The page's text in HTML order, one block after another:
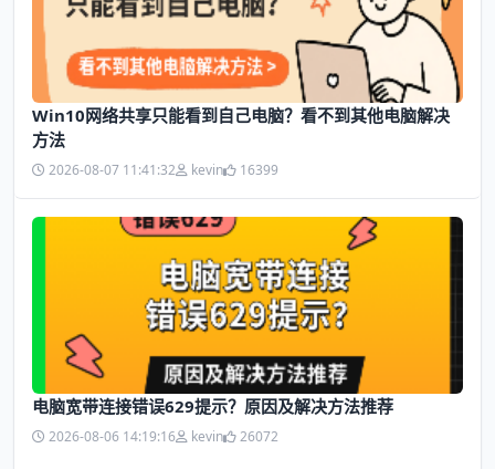
Win10网络共享只能看到自己电脑？看不到其他电脑解决
方法
2026-08-07 11:41:32 kevin 16399
电脑宽带连接错误629提示？原因及解决方法推荐
2026-08-06 14:19:16 kevin 26072